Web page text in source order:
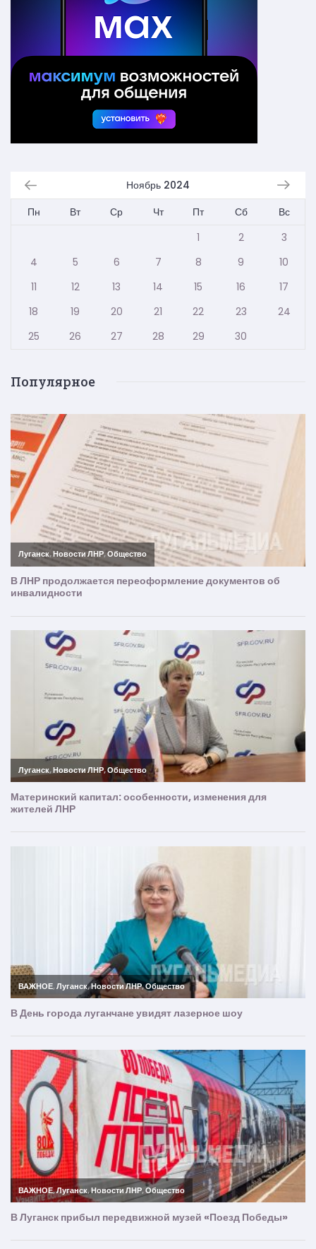
Ноябрь 2024
Пн
Вт Ср Чт Пт Сб
Вс
1
2
3
4
5 6 7 8 9
10
11
12 13 14 15 16
17
18
19 20 21 22 23
24
25
26 27 28 29 30
Популярное